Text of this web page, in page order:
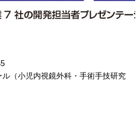
（小児内視鏡外科・手術手技研究